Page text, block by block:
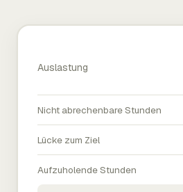
Auslastung
Nicht abrechenbare Stunden
Lücke zum Ziel
Aufzuholende Stunden